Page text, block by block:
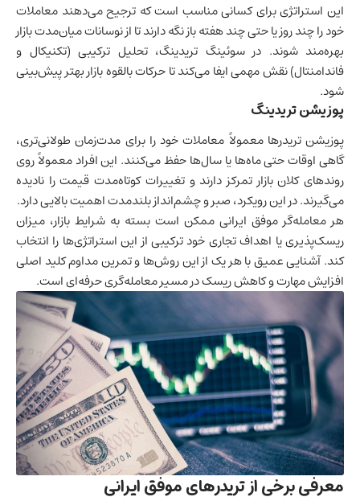
این استراتژی برای کسانی مناسب است که ترجیح می‌دهند معاملات
خود را چند روز یا حتی چند هفته باز نگه دارند تا از نوسانات میان‌مدت بازار
بهره‌مند شوند. در سوئینگ تریدینگ، تحلیل ترکیبی (تکنیکال و
فاندامنتال) نقش مهمی ایفا می‌کند تا حرکات بالقوه بازار بهتر پیش‌بینی
شود.
پوزیشن تریدینگ
پوزیشن تریدرها معمولاً معاملات خود را برای مدت‌زمان طولانی‌تری،
گاهی اوقات حتی ماه‌ها یا سال‌ها حفظ می‌کنند. این افراد معمولاً روی
روندهای کلان بازار تمرکز دارند و تغییرات کوتاه‌مدت قیمت را نادیده
می‌گیرند. در این رویکرد، صبر و چشم‌انداز بلندمدت اهمیت بالایی دارد.
هر معامله‌گر موفق ایرانی ممکن است بسته به شرایط بازار، میزان
ریسک‌پذیری یا اهداف تجاری خود ترکیبی از این استراتژی‌ها را انتخاب
کند. آشنایی عمیق با هر یک از این روش‌ها و تمرین مداوم کلید اصلی
افزایش مهارت و کاهش ریسک در مسیر معامله‌گری حرفه‌ای است.
معرفی برخی از تریدرهای موفق ایرانی